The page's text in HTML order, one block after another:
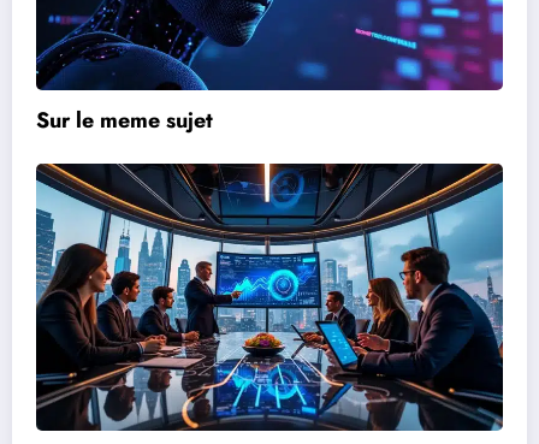
Sur le meme sujet